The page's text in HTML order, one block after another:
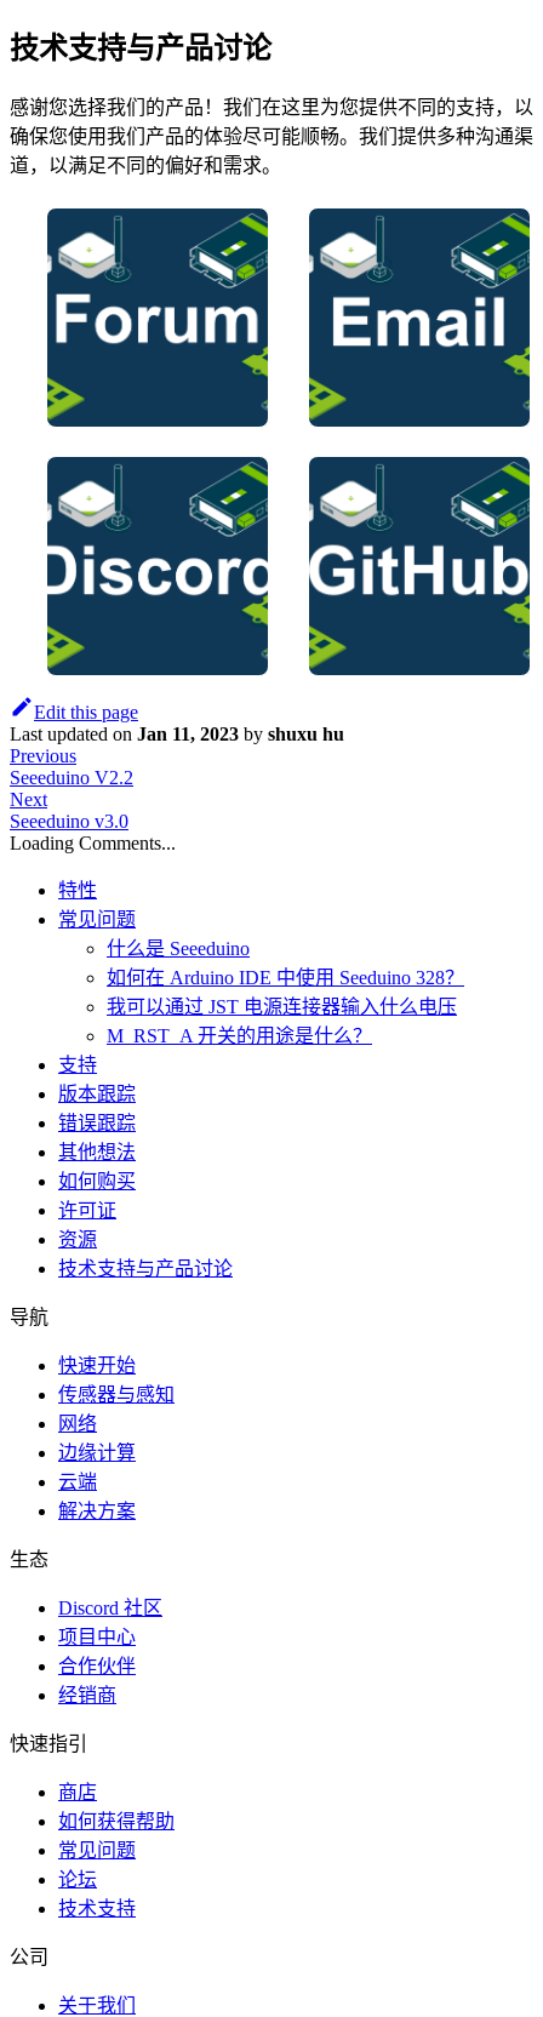
技术支持与产品讨论
感谢您选择我们的产品！我们在这里为您提供不同的支持，以
确保您使用我们产品的体验尽可能顺畅。我们提供多种沟通渠
道，以满足不同的偏好和需求。
Edit this page
Last updated on Jan 11, 2023 by shuxu hu
Previous
Seeeduino V2.2
Next
Seeeduino v3.0
Loading Comments...
特性
常见问题
什么是 Seeeduino
如何在 Arduino IDE 中使用 Seeduino 328？
我可以通过 JST 电源连接器输入什么电压
M_RST_A 开关的用途是什么？
支持
版本跟踪
错误跟踪
其他想法
如何购买
许可证
资源
技术支持与产品讨论
导航
快速开始
传感器与感知
网络
边缘计算
云端
解决方案
生态
Discord 社区
项目中心
合作伙伴
经销商
快速指引
商店
如何获得帮助
常见问题
论坛
技术支持
公司
关于我们